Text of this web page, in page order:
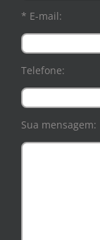
* E-mail:
Telefone:
Sua mensagem: